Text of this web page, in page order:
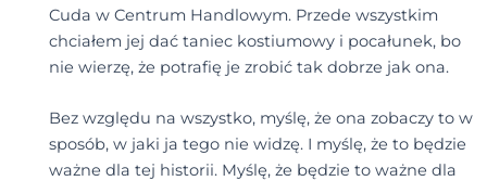
Cuda w Centrum Handlowym. Przede wszystkim
chciałem jej dać taniec kostiumowy i pocałunek, bo
nie wierzę, że potrafię je zrobić tak dobrze jak ona.
Bez względu na wszystko, myślę, że ona zobaczy to w
sposób, w jaki ja tego nie widzę. I myślę, że to będzie
ważne dla tej historii. Myślę, że będzie to ważne dla